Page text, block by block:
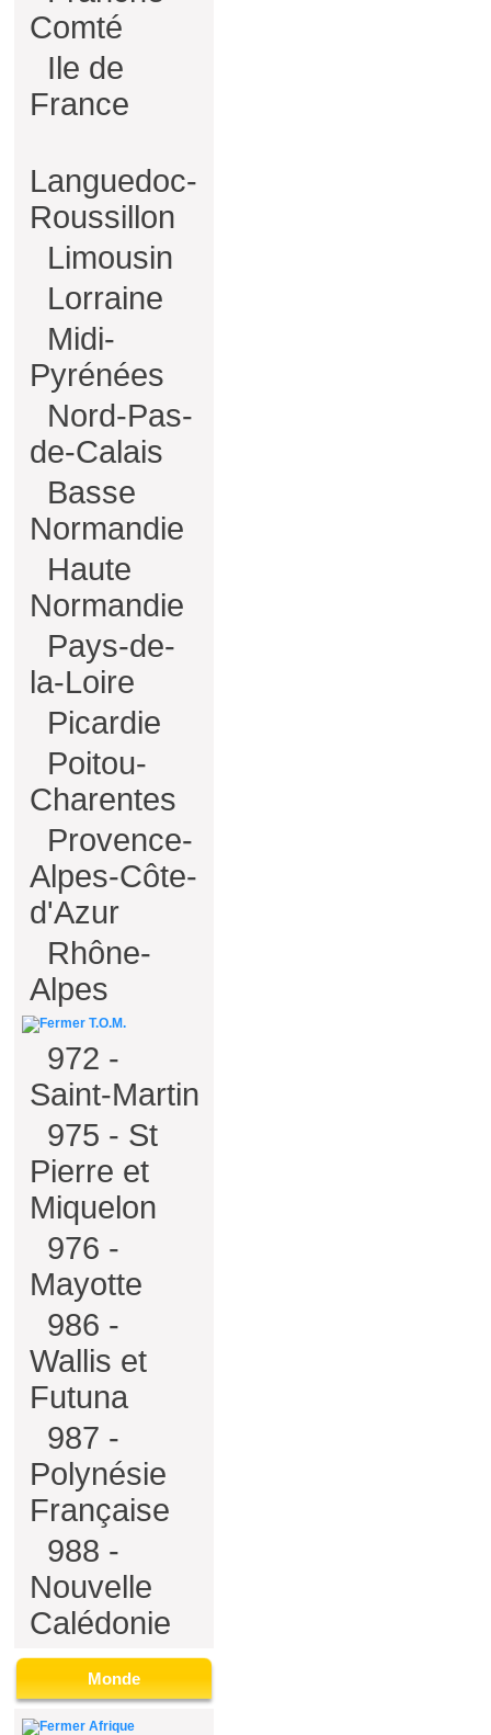
Comté
Ile de
France
Languedoc-
Roussillon
Limousin
Lorraine
Midi-
Pyrénées
Nord-Pas-
de-Calais
Basse
Normandie
Haute
Normandie
Pays-de-
la-Loire
Picardie
Poitou-
Charentes
Provence-
Alpes-Côte-
d'Azur
Rhône-
Alpes
T.O.M.
972 -
Saint-Martin
975 - St
Pierre et
Miquelon
976 -
Mayotte
986 -
Wallis et
Futuna
987 -
Polynésie
Française
988 -
Nouvelle
Calédonie
Monde
Afrique